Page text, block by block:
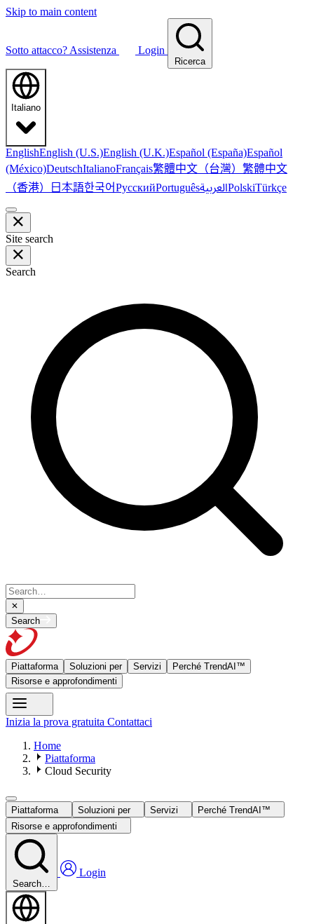
Skip to main content
Sotto attacco? Assistenza Login
Ricerca
Italiano
EnglishEnglish (U.S.)English (U.K.)Español (España)Español
(México)DeutschItalianoFrançais繁體中文（台灣） 繁體中文
（香港） 日本語한국어РусскийPortuguêsالعربيةPolskiTürkçe
Site search
Search
Search
Piattaforma Soluzioni per Servizi
Perché TrendAI™
Risorse e approfondimenti
Inizia la prova gratuita Contattaci
Home
Piattaforma
Cloud Security
Piattaforma Soluzioni per Servizi
Perché TrendAI™
Risorse e approfondimenti
Search…
Login